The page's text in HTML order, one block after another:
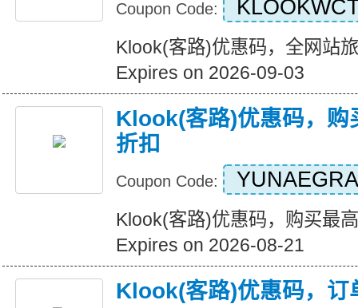
Coupon Code:
Klook(客路)优惠码，全网站
Expires on 2026-09-03
Klook(客路)优惠码，购
折扣
Coupon Code:
Klook(客路)优惠码，购买最
Expires on 2026-08-21
Klook(客路)优惠码，订